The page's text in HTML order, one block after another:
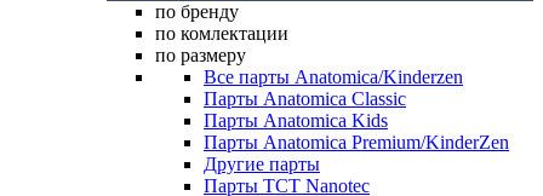
по бренду
по комлектации
по размеру
Все парты Anatomica/Kinderzen
Парты Anatomica Classic
Парты Anatomica Kids
Парты Anatomica Premium/KinderZen
Другие парты
Парты TCT Nanotec